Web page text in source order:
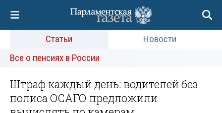
Статьи
Новости
Все о пенсиях в России
Штраф каждый день: водителей без
полиса ОСАГО предложили